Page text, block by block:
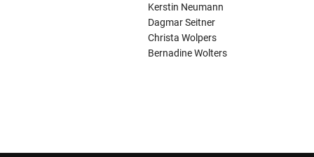
Kerstin Neumann
Dagmar Seitner
Christa Wolpers
Bernadine Wolters